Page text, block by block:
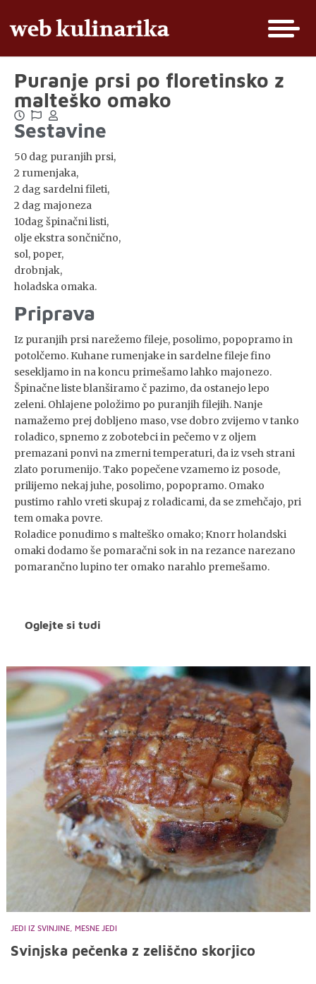
Puranje prsi po floretinsko z
malteško omako
Sestavine
50 dag puranjih prsi,
2 rumenjaka,
2 dag sardelni fileti,
2 dag majoneza
10dag špinačni listi,
olje ekstra sončnično,
sol, poper,
drobnjak,
holadska omaka.
Priprava
Iz puranjih prsi narežemo fileje, posolimo, popopramo in
potolčemo. Kuhane rumenjake in sardelne fileje fino
sesekljamo in na koncu primešamo lahko majonezo.
Špinačne liste blanširamo č pazimo, da ostanejo lepo
zeleni. Ohlajene položimo po puranjih filejih. Nanje
namažemo prej dobljeno maso, vse dobro zvijemo v tanko
roladico, spnemo z zobotebci in pečemo v z oljem
premazani ponvi na zmerni temperaturi, da iz vseh strani
zlato porumenijo. Tako popečene vzamemo iz posode,
prilijemo nekaj juhe, posolimo, popopramo. Omako
pustimo rahlo vreti skupaj z roladicami, da se zmehčajo, pri
tem omaka povre.
Roladice ponudimo s malteško omako; Knorr holandski
omaki dodamo še pomaračni sok in na rezance narezano
pomarančno lupino ter omako narahlo premešamo.
Oglejte si tudi
JEDI IZ SVINJINE, MESNE JEDI
Svinjska pečenka z zeliščno skorjico